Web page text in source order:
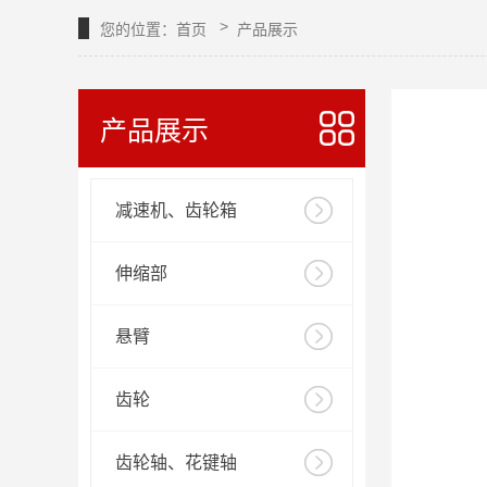
您的位置： 首页 > 产品展示
产品展示
减速机、齿轮箱
伸缩部
悬臂
齿轮
齿轮轴、花键轴